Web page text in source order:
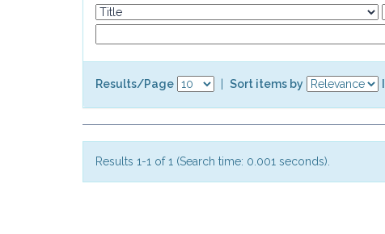
Results/Page Sort items by
Results 1-1 of 1 (Search time: 0.001 seconds).